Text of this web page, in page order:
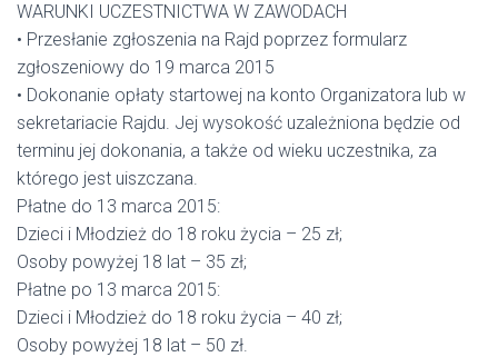
WARUNKI UCZESTNICTWA W ZAWODACH
• Przesłanie zgłoszenia na Rajd poprzez formularz
zgłoszeniowy do 19 marca 2015
• Dokonanie opłaty startowej na konto Organizatora lub w
sekretariacie Rajdu. Jej wysokość uzależniona będzie od
terminu jej dokonania, a także od wieku uczestnika, za
którego jest uiszczana.
Płatne do 13 marca 2015:
Dzieci i Młodzież do 18 roku życia – 25 zł;
Osoby powyżej 18 lat – 35 zł;
Płatne po 13 marca 2015:
Dzieci i Młodzież do 18 roku życia – 40 zł;
Osoby powyżej 18 lat – 50 zł.